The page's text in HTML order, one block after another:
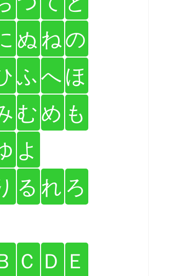
ぬ ねの
ふへほ
むめ も
よ
る れ ろ
Ｃ Ｄ Ｅ